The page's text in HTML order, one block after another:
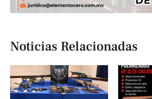
Noticias Relacionadas